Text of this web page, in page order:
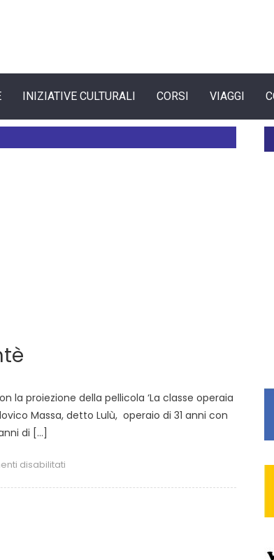
INIZIATIVE CULTURALI CORSI VIAGGI
la proiezione della pellicola ‘La classe operaia
Massa, detto Lulù, operaio di 31 anni con
di […]
disabilitati